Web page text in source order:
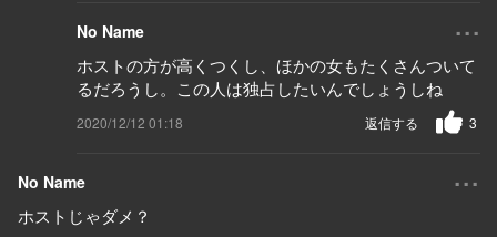
No Name ...
ホストの方が高くつくし、ほかの女もたくさんついて
るだろうし。この人は独占したいんでしょうしね
2020/12/12 01:18 3
返信する
No Name ...
ホストじゃダメ？